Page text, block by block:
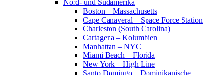
Nord- und Südamerika
Boston – Massachusetts
Cape Canaveral – Space Force Station
Charleston (South Carolina)
Cartagena – Kolumbien
Manhattan – NYC
Miami Beach – Florida
New York – High Line
Santo Domingo – Dominikanische